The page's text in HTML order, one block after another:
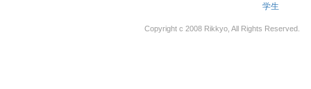
学生
Copyright c 2008 Rikkyo, All Rights Reserved.